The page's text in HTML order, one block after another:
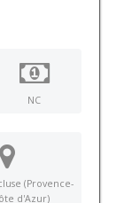
NC
(Provence-
d'Azur)